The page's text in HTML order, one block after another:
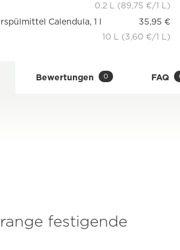
0.2 L (89,75 €/1 L)
Calendula, 1 l
35,95 €
10 L (3,60 €/1 L)
Bewertungen 0 FAQ
festigende